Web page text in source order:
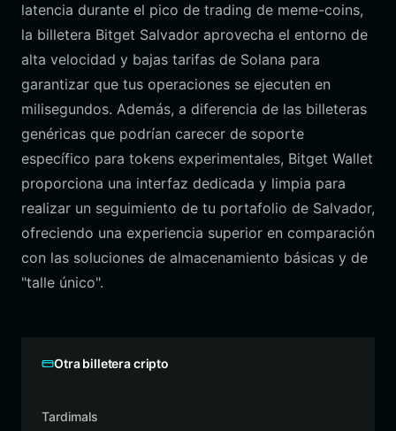
latencia durante el pico de trading de meme-coins,
la billetera Bitget Salvador aprovecha el entorno de
alta velocidad y bajas tarifas de Solana para
garantizar que tus operaciones se ejecuten en
milisegundos. Además, a diferencia de las billeteras
genéricas que podrían carecer de soporte
específico para tokens experimentales, Bitget Wallet
proporciona una interfaz dedicada y limpia para
realizar un seguimiento de tu portafolio de Salvador,
ofreciendo una experiencia superior en comparación
con las soluciones de almacenamiento básicas y de
"talle único".
Otra billetera cripto
Tardimals